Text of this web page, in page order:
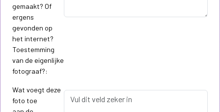
gemaakt? Of
ergens
gevonden op
het internet?
Toestemming
van de eigenlijke
fotograaf?:
Wat voegt deze
foto toe